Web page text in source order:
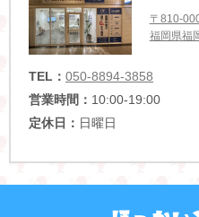
〒810-
福岡県福
TEL： 050-8894-3858
営業時間： 10:00-19:00
定休日： 日曜日